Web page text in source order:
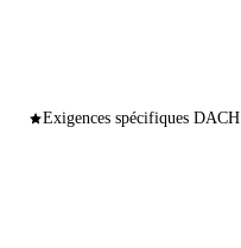
Exigences spécifiques DACH